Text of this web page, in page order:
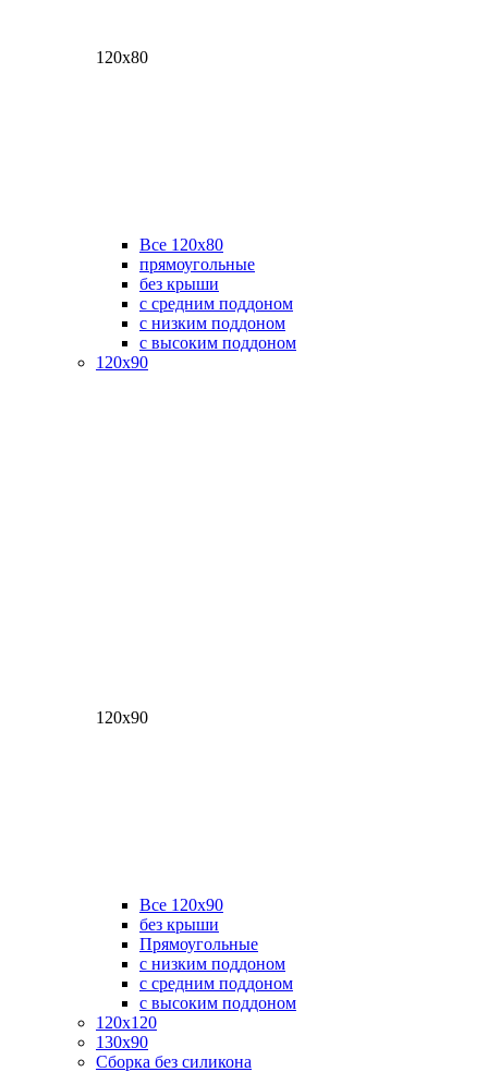
120х80
Все 120х80
прямоугольные
без крыши
с средним поддоном
с низким поддоном
с высоким поддоном
120х90
120х90
Все 120х90
без крыши
Прямоугольные
с низким поддоном
с средним поддоном
с высоким поддоном
120х120
130х90
Сборка без силикона